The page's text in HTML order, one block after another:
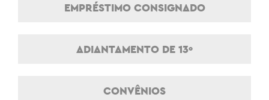
EMPRÉSTIMO CONSIGNADO
ADIANTAMENTO DE 13º
CONVÊNIOS